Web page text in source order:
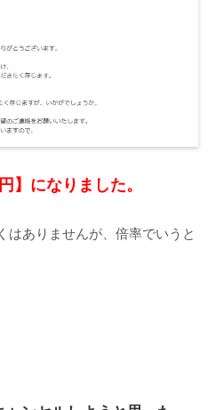
】になりました。
はありませんが、倍率でいうと